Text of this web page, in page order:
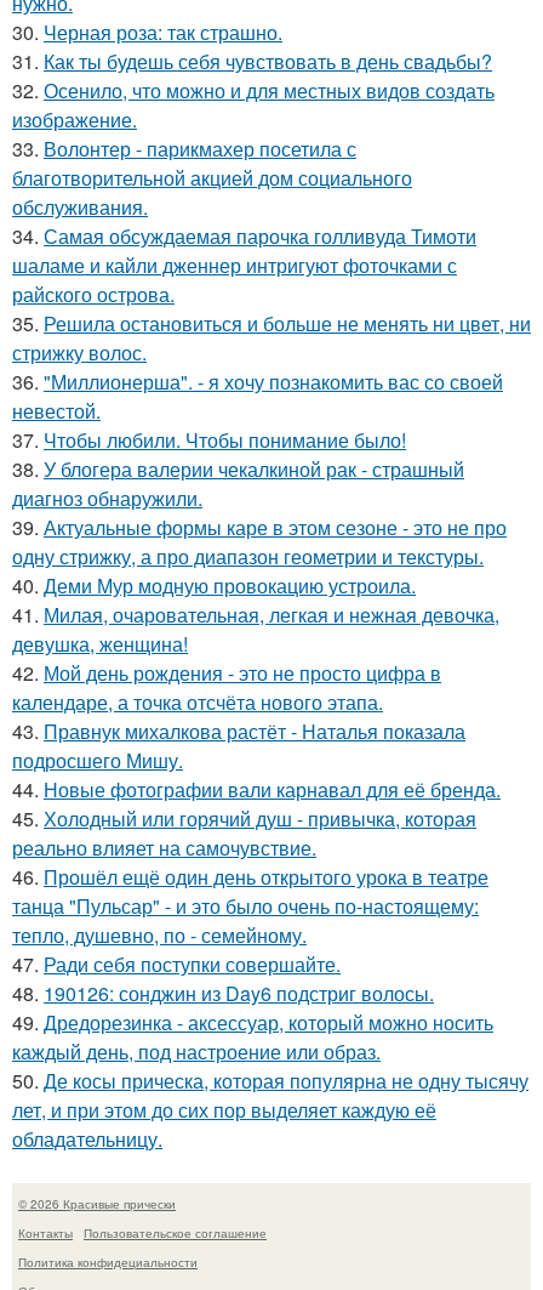
30. Черная роза: так страшно.
31. Как ты будешь себя чувствовать в день свадьбы?
32. Осенило, что можно и для местных видов создать
изображение.
33. Волонтер - парикмахер посетила с
благотворительной акцией дом социального
обслуживания.
34. Самая обсуждаемая парочка голливуда Тимоти
шаламе и кайли дженнер интригуют фоточками с
райского острова.
35. Решила остановиться и больше не менять ни цвет, ни
стрижку волос.
36. "Миллионерша". - я хочу познакомить вас со своей
невестой.
37. Чтобы любили. Чтобы понимание было!
38. У блогера валерии чекалкиной рак - страшный
диагноз обнаружили.
39. Актуальные формы каре в этом сезоне - это не про
одну стрижку, а про диапазон геометрии и текстуры.
40. Деми Мур модную провокацию устроила.
41. Милая, очаровательная, легкая и нежная девочка,
девушка, женщина!
42. Мой день рождения - это не просто цифра в
календаре, а точка отсчёта нового этапа.
43. Правнук михалкова растёт - Наталья показала
подросшего Мишу.
44. Новые фотографии вали карнавал для её бренда.
45. Холодный или горячий душ - привычка, которая
реально влияет на самочувствие.
46. Прошёл ещё один день открытого урока в театре
танца "Пульсар" - и это было очень по-настоящему:
тепло, душевно, по - семейному.
47. Ради себя поступки совершайте.
48. 190126: сонджин из Day6 подстриг волосы.
49. Дредорезинка - аксессуар, который можно носить
каждый день, под настроение или образ.
50. Де косы прическа, которая популярна не одну тысячу
лет, и при этом до сих пор выделяет каждую её
обладательницу.
© 2026 Красивые прически
Контакты
Пользовательское соглашение
Политика конфидециальности